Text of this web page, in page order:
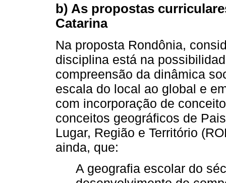
b) As propostas
Catarina
Na proposta Rondônia,
disciplina está na
compreensão da dinâmica
escala do local ao global e
com incorporação de
conceitos geográficos de
Lugar, Região e Território
ainda, que:
A geografia escolar do